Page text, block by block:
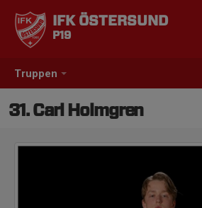
Truppen
IFK ÖSTERSUND
P19
31. Carl Holmgren